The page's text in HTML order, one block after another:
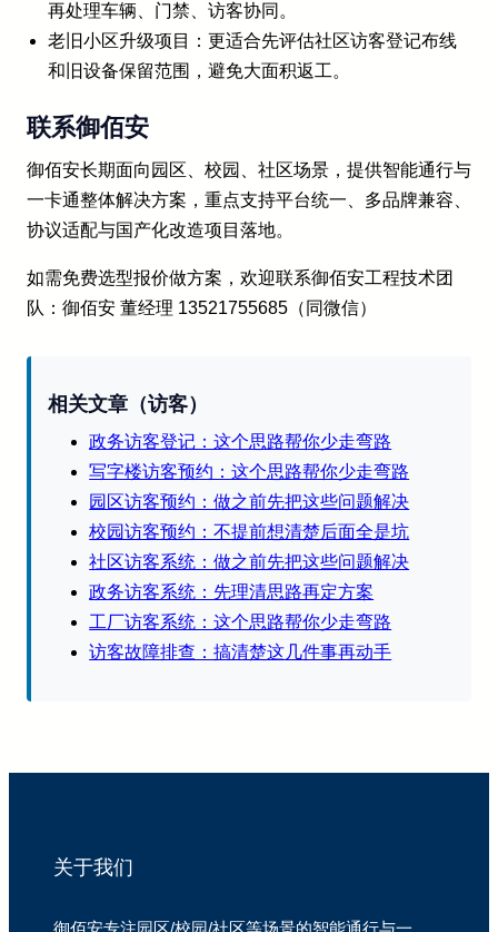
再处理车辆、门禁、访客协同。
老旧小区升级项目：更适合先评估社区访客登记布线
和旧设备保留范围，避免大面积返工。
联系御佰安
御佰安长期面向园区、校园、社区场景，提供智能通行与
一卡通整体解决方案，重点支持平台统一、多品牌兼容、
协议适配与国产化改造项目落地。
如需免费选型报价做方案，欢迎联系御佰安工程技术团
队：御佰安 董经理 13521755685（同微信）
相关文章（访客）
政务访客登记：这个思路帮你少走弯路
写字楼访客预约：这个思路帮你少走弯路
园区访客预约：做之前先把这些问题解决
校园访客预约：不提前想清楚后面全是坑
社区访客系统：做之前先把这些问题解决
政务访客系统：先理清思路再定方案
工厂访客系统：这个思路帮你少走弯路
访客故障排查：搞清楚这几件事再动手
关于我们
御佰安专注园区/校园/社区等场景的智能通行与一